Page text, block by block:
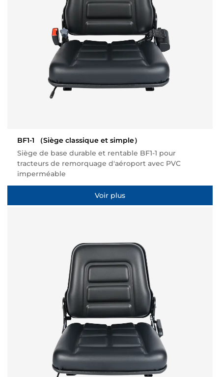
BF1-1
（Siège classique et simple）
Siège de base durable et rentable BF1-1 pour
tracteurs de remorquage d'aéroport avec PVC
imperméable
Voir plus